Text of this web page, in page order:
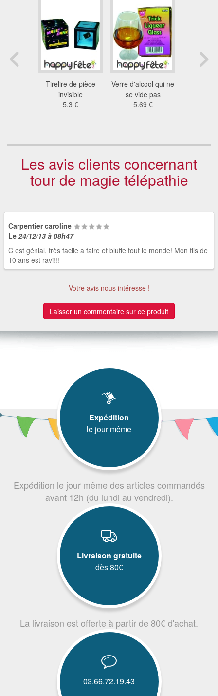
Tirelire de pièce
invisible
5.3 €
Verre d'alcool qui ne
se vide pas
5.69 €
Les avis clients concernant
tour de magie télépathie
Carpentier caroline
Le 24/12/13 à 08h47
C est génial, très facile a faire et bluffe tout le monde! Mon fils de
10 ans est ravi!!!
Votre avis nous intéresse !
Laisser un commentaire sur ce produit
Expédition
le jour même
Expédition le jour même des articles commandés
avant 12h (du lundi au vendredi).
Livraison gratuite
dès 80€
La livraison est offerte à partir de 80€ d'achat.
03.66.72.19.43